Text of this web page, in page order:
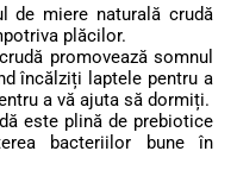
de miere naturală crudă
plăcilor.
promovează somnul
încălziți laptele pentru a
a vă ajuta să dormiți.
este plină de prebiotice
bacteriilor bune în